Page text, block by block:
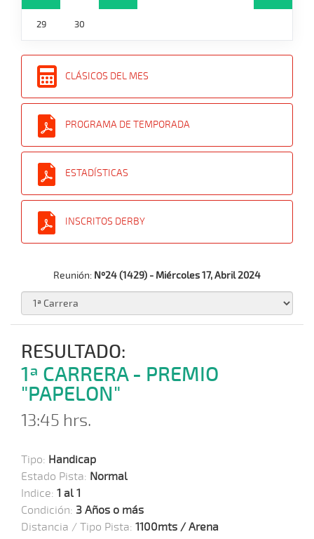
29 30
CLÁSICOS DEL MES
PROGRAMA DE TEMPORADA
ESTADÍSTICAS
INSCRITOS DERBY
Reunión: Nº24 (1429) - Miércoles 17, Abril 2024
RESULTADO:
1ª CARRERA - PREMIO
"PAPELON"
13:45 hrs.
Tipo: Handicap
Estado Pista: Normal
Indice: 1 al 1
Condición: 3 Años o más
Distancia / Tipo Pista: 1100mts / Arena